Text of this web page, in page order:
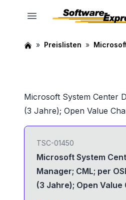
Preislisten
Microsoft System Center
(3 Jahre); Open Value
TSC-01450
Microsoft System
Manager; CML; per
(3 Jahre); Open Value